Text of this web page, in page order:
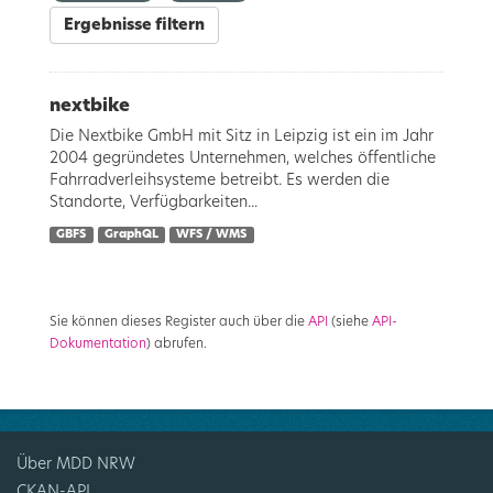
Ergebnisse filtern
nextbike
Die Nextbike GmbH mit Sitz in Leipzig ist ein im Jahr
2004 gegründetes Unternehmen, welches öffentliche
Fahrradverleihsysteme betreibt. Es werden die
Standorte, Verfügbarkeiten...
GBFS GraphQL WFS / WMS
Sie können dieses Register auch über die API (siehe API-
Dokumentation) abrufen.
Über MDD NRW